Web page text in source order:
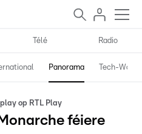
Télé Radio
Panorama Tech-World
op RTL Play
féiere